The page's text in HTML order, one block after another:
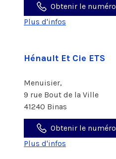
Obtenir le numéro
Plus d'infos
Hénault Et Cie ETS
Menuisier,
9 rue Bout de la Ville
41240 Binas
Obtenir le numéro
Plus d'infos